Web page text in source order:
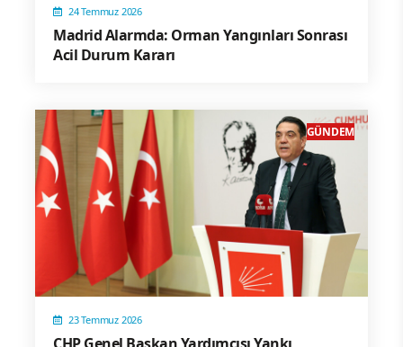
24 Temmuz 2026
Madrid Alarmda: Orman Yangınları Sonrası
Acil Durum Kararı
23 Temmuz 2026
GÜNDEM